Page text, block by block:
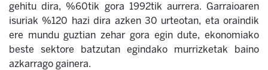
gehitu dira, %60tik gora 1992tik aurrera. Garraioaren
isuriak %120 hazi dira azken 30 urteotan, eta oraindik
ere mundu guztian zehar gora egin dute, ekonomiako
beste sektore batzutan egindako murrizketak baino
azkarrago gainera.